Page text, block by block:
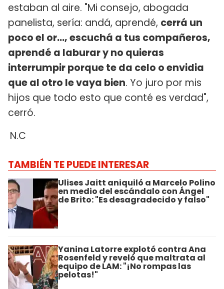
estaban al aire. "Mi consejo, abogada
panelista, sería: andá, aprendé, cerrá un
poco el or..., escuchá a tus compañeros,
aprendé a laburar y no quieras
interrumpir porque te da celo o envidia
que al otro le vaya bien. Yo juro por mis
hijos que todo esto que conté es verdad",
cerró.
N.C
TAMBIÉN TE PUEDE INTERESAR
Ulises Jaitt aniquiló a Marcelo Polino
en medio del escándalo con Ángel
de Brito: "Es desagradecido y falso"
Yanina Latorre explotó contra Ana
Rosenfeld y reveló que maltrata al
equipo de LAM: "¡No rompas las
pelotas!"